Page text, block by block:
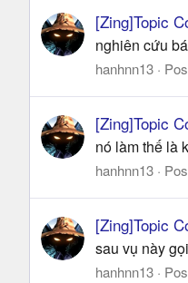
[Zing]Topic
nghiên cứu
hanhnn13
[Zing]Topic
nó làm thế là
hanhnn13
[Zing]Topic
sau vụ này
hanhnn13